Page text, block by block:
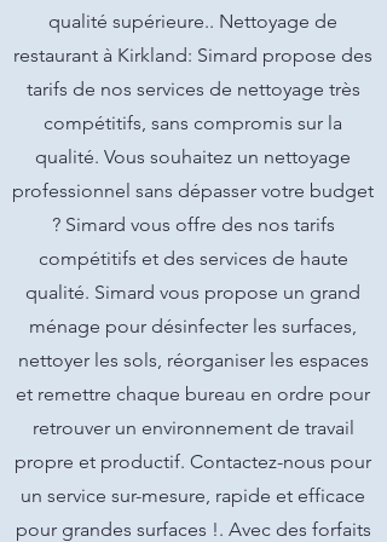
qualité supérieure.. Nettoyage de
restaurant à Kirkland: Simard propose des
tarifs de nos services de nettoyage très
compétitifs, sans compromis sur la
qualité. Vous souhaitez un nettoyage
professionnel sans dépasser votre budget
? Simard vous offre des nos tarifs
compétitifs et des services de haute
qualité. Simard vous propose un grand
ménage pour désinfecter les surfaces,
nettoyer les sols, réorganiser les espaces
et remettre chaque bureau en ordre pour
retrouver un environnement de travail
propre et productif. Contactez-nous pour
un service sur-mesure, rapide et efficace
pour grandes surfaces !. Avec des forfaits